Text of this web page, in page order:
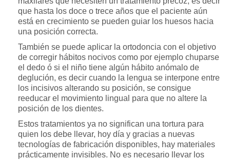
que hasta los doce o trece años que el paciente aún
está en crecimiento se pueden guiar los huesos hacia
una posición correcta.
También se puede aplicar la ortodoncia con el objetivo
de corregir hábitos nocivos como por ejemplo chuparse
el dedo ó si el niño tiene algún hábito anómalo de
deglución, es decir cuando la lengua se interpone entre
los incisivos alterando su posición, se consigue
reeducar el movimiento lingual para que no altere la
posición de los dientes.
Estos tratamientos ya no significan una tortura para
quien los debe llevar, hoy día y gracias a nuevas
tecnologías de fabricación disponibles, hay materiales
prácticamente invisibles. No es necesario llevar los